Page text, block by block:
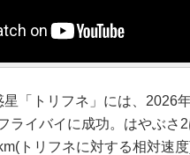
「トリフネ」には、2026
ライバイに成功。はやぶさ
トリフネに対する相対速